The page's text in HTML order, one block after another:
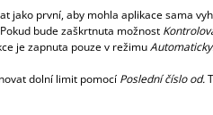
jako první, aby mohla aplikace sama
bude zaškrtnuta možnost
je zapnuta pouze v režimuAutomaticky
dolní limit pomocí Poslední číslo od.